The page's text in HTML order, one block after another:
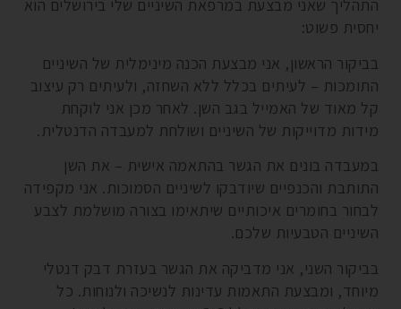
התהליך שאני מבצעת במרפאת השיניים שלי בירושלים הוא
יחסית פשוט:
בביקור הראשון, אני מבצעת הכנה מינימלית של השיניים
התומכות – לעיתים בכלל ללא השחזה, ולעיתים רק עיצוב
קל מאוד של האמייל בגב השן. לאחר מכן אני לוקחת
מידות מדוייקות של השיניים ושולחת למעבדה הדנטלית.
במעבדה בונים את הגשר בהתאמה אישית – את השן
התותבת והכנפיים שיודבקו לשיניים הסמוכות. אני מקפידה
לבחור בחומרים איכותיים שיתאימו בצורה מושלמת לצבע
השיניים הטבעיות שלכם.
בביקור השני, אני מדביקה את הגשר בעזרת דבק דנטלי
מיוחד, ומבצעת התאמות עדינות לנשיכה ולנוחות. כל